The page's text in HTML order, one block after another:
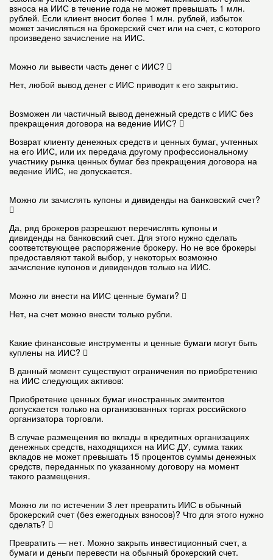
взноса на ИИС в течение года не может превышать 1 млн.
рублей. Если клиент вносит более 1 млн. рублей, избыток
может зачисляться на брокерский счет или на счет, с которого
произведено зачисление на ИИС.
Можно ли вывести часть денег с ИИС?
Нет, любой вывод денег с ИИС приводит к его закрытию.
Возможен ли частичный вывод денежный средств с ИИС без
прекращения договора на ведение ИИС?
Возврат клиенту денежных средств и ценных бумаг, учтенных
на его ИИС, или их передача другому профессиональному
участнику рынка ценных бумаг без прекращения договора на
ведение ИИС, не допускается.
Можно ли зачислять купоны и дивиденды на банковский счет?
Да, ряд брокеров разрешают перечислять купоны и
дивиденды на банковский счет. Для этого нужно сделать
соответствующее распоряжение брокеру. Но не все брокеры
предоставляют такой выбор, у некоторых возможно
зачисление купонов и дивидендов только на ИИС.
Можно ли внести на ИИС ценные бумаги?
Нет, на счет можно внести только рубли.
Какие финансовые инструменты и ценные бумаги могут быть
куплены на ИИС?
В данный момент существуют ограничения по приобретению
на ИИС следующих активов:
Приобретение ценных бумаг иностранных эмитентов
допускается только на организованных торгах российского
организатора торговли.
В случае размещения во вклады в кредитных организациях
денежных средств, находящихся на ИИС ДУ, сумма таких
вкладов не может превышать 15 процентов суммы денежных
средств, переданных по указанному договору на момент
такого размещения.
Можно ли по истечении 3 лет превратить ИИС в обычный
брокерский счет (без ежегодных взносов)? Что для этого нужно
сделать?
Превратить — нет. Можно закрыть инвестиционный счет, а
бумаги и деньги перевести на обычный брокерский счет.